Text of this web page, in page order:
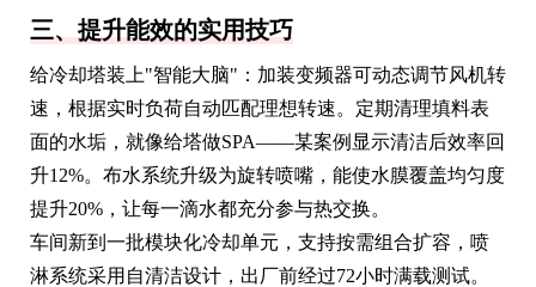
三、提升能效的实用技巧
给冷却塔装上"智能大脑"：加装变频器可动态调节风机转
速，根据实时负荷自动匹配理想转速。定期清理填料表
面的水垢，就像给塔做SPA——某案例显示清洁后效率回
升12%。布水系统升级为旋转喷嘴，能使水膜覆盖均匀度
提升20%，让每一滴水都充分参与热交换。
车间新到一批模块化冷却单元，支持按需组合扩容，喷
淋系统采用自清洁设计，出厂前经过72小时满载测试。